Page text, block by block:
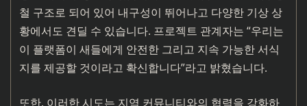
철 구조로 되어 있어 내구성이 뛰어나고 다양한 기상 상
황에서도 견딜 수 있습니다. 프로젝트 관계자는 “우리는
이 플랫폼이 새들에게 안전한 그리고 지속 가능한 서식
지를 제공할 것이라고 확신합니다”라고 밝혔습니다.
또한, 이러한 시도는 지역 커뮤니티와의 협력을 강화하